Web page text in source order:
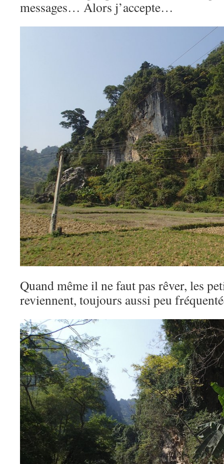
messages… Alors j’accepte…
Quand même il ne faut pas rêver, les
reviennent, toujours aussi peu